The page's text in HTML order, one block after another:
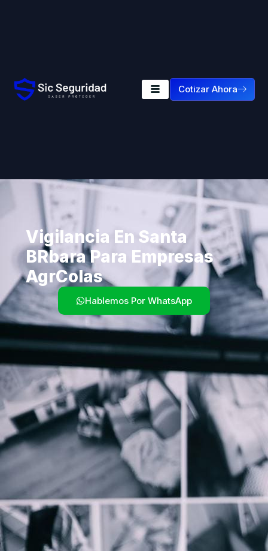
Cotizar Ahora
Vigilancia En Santa
Brbara Para Empresas
Agrcolas
Hablemos Por WhatsApp